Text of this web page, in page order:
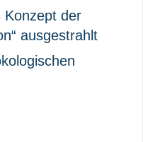
Konzept der
ausgestrahlt